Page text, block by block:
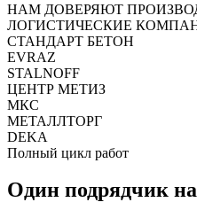
НАМ ДОВЕРЯЮТ
ЛОГИСТИЧЕСКИЕ
СТАНДАРТ БЕТОН
EVRAZ
STALNOFF
ЦЕНТР МЕТИЗ
МКС
МЕТАЛЛТОРГ
DEKA
Полный цикл работ
Один подрядчик